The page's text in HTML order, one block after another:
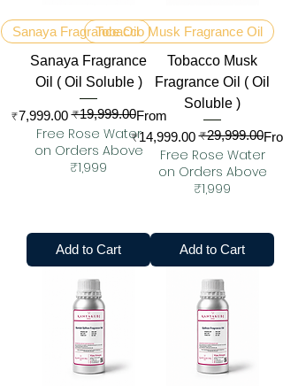
Tobacco Musk Fragrance Oil
Tobacco Musk
Fragrance Oil ( Oil
Soluble )
Regular
₹29,999.00
₹14,999.00 Sale
Free Rose Water
on Orders Above
₹1,999
Add to Cart
Sanaya Fragrance Oil
Sanaya Fragrance
Oil ( Oil Soluble )
From
Regular Price
₹19,999.00
₹7,999.00 Sale Price
Free Rose Water
on Orders Above
₹1,999
Add to Cart